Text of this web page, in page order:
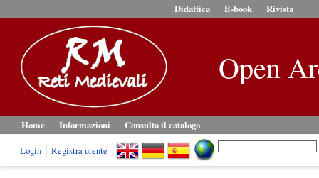
Didattica E-book Rivista
Open
Home Informazioni
Consulta il catalogo
Login
Registra utente